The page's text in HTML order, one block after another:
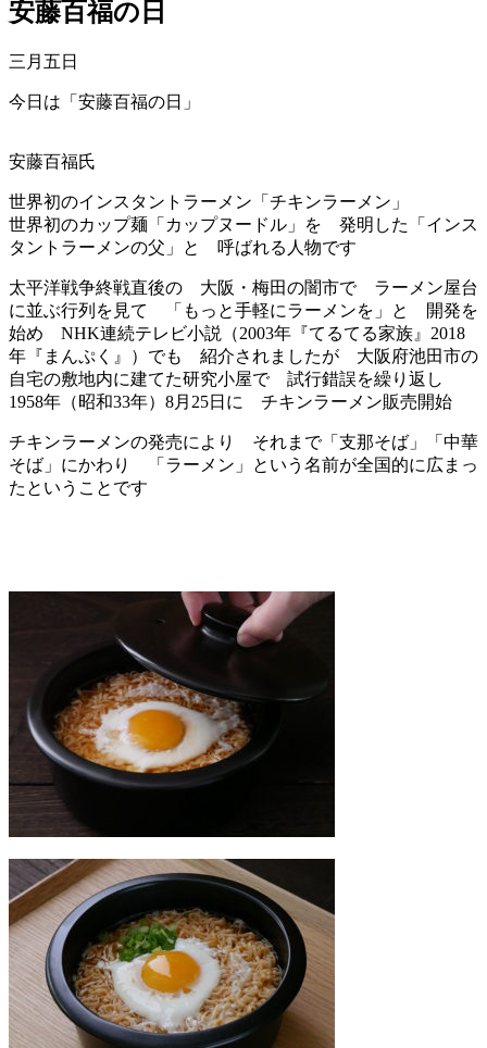
安藤百福の日
三月五日
今日は「安藤百福の日」
安藤百福氏
世界初のインスタントラーメン「チキンラーメン」
世界初のカップ麺「カップヌードル」を 発明した「インス
タントラーメンの父」と 呼ばれる人物です
太平洋戦争終戦直後の 大阪・梅田の闇市で ラーメン屋台
に並ぶ行列を見て 「もっと手軽にラーメンを」と 開発を
始め NHK連続テレビ小説（2003年『てるてる家族』2018
年『まんぷく』）でも 紹介されましたが 大阪府池田市の
自宅の敷地内に建てた研究小屋で 試行錯誤を繰り返し
1958年（昭和33年）8月25日に チキンラーメン販売開始
チキンラーメンの発売により それまで「支那そば」「中華
そば」にかわり 「ラーメン」という名前が全国的に広まっ
たということです